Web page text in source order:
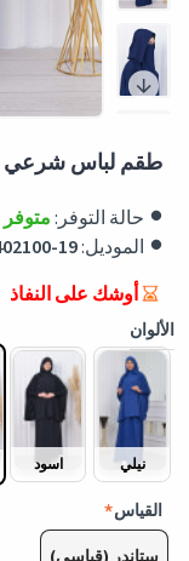
طقم لباس شرعي مكون من 4
حالة التوفر: متوفر
الموديل:19
الألوان
نيلي اسود
القياس
ستاندر (قياسي)
أوشك على النفاذ